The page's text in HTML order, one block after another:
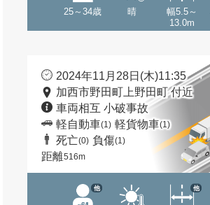
25～34歳 晴
幅5.5～
13.0m
2024年11月28日(木)11:35
加西市野田町上野田町 付近
車両相互 小破事故
軽自動車(1) 軽貨物車(1)
死亡(0) 負傷(1)
距離516m
他 他